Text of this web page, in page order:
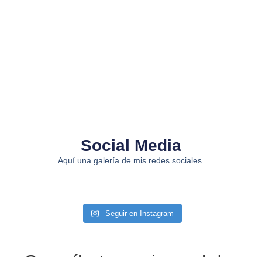
Social Media
Aquí una galería de mis redes sociales.
Seguir en Instagram